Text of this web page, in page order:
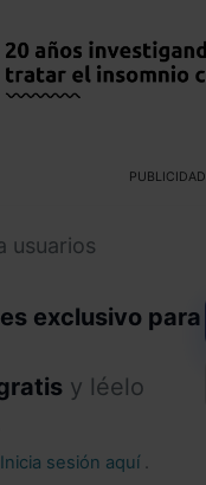
PUBLICIDAD
usuarios
exclusivo para
y léelo
Inicia sesión aquí .